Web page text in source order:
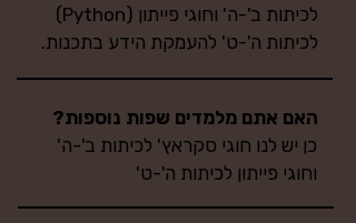
לכיתות ב'-ה' וחוגי פייתון (Python)
לכיתות ה'-ט' להעמקת הידע בתכנות.
האם אתם מלמדים שפות נוספות?
כן יש לנו חוגי סקראץ' לכיתות ב'-ה'
וחוגי פייתון לכיתות ה'-ט'